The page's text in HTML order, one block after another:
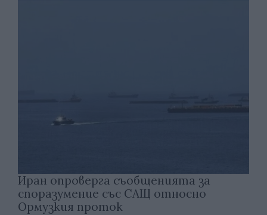
Иран опроверга съобщенията за
споразумение със САЩ относно
Ормузкия проток